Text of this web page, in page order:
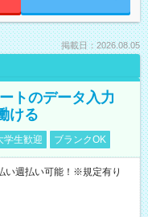
掲載日：2026.08.05
トのデータ入力
ける
学生歓迎 ブランクOK
週払い可能！※規定有り